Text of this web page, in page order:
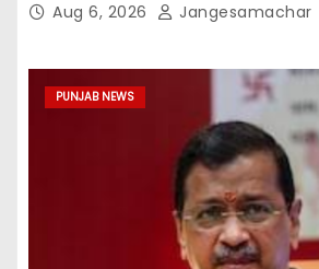
Aug 6, 2026 Jangesamachar
PUNJAB NEWS